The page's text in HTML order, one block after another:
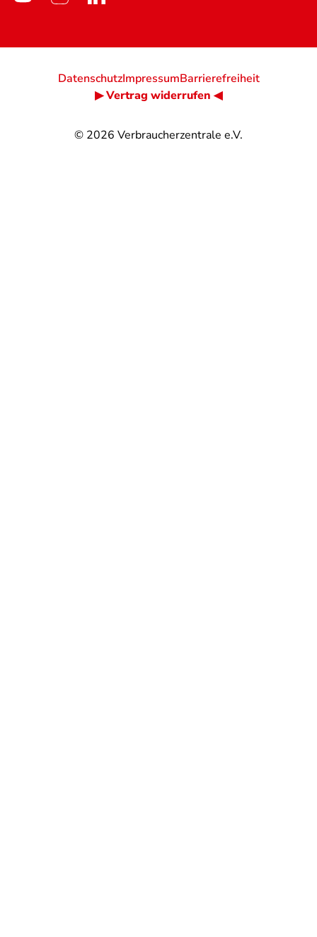
© 2026 Verbraucherzentrale e.V.
DatenschutzImpressumBarrierefreiheit
▶ Vertrag widerrufen ◀